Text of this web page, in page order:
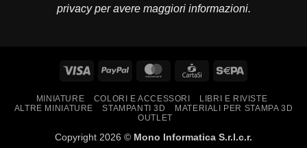
privacyper avere maggiori informazioni.
Visa PayPal MasterCardCartaSi
MINIATURE COLORI E ACCESSORI
LIBRI E RIVISTE
ALTRE MINIATURE
STAMPANTI 3D
MATERIALI PER STAMPA 3D
OUTLET
Copyright 2026 © Mono Informatica S.r.l.c.r.